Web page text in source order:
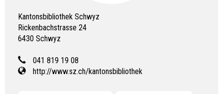
Kantonsbibliothek Schwyz
Rickenbachstrasse 24
6430 Schwyz
041 819 19 08
http://www.sz.ch/kantonsbibliothek